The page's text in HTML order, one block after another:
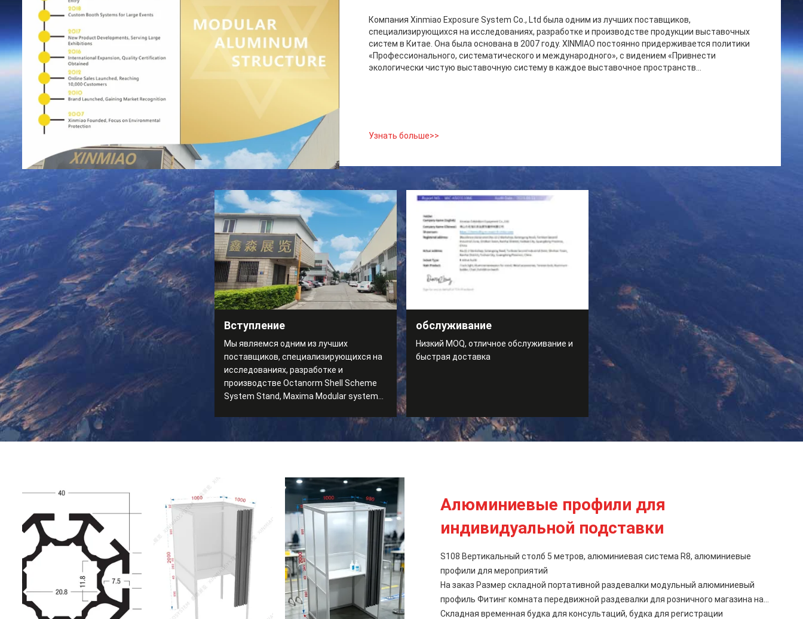
Компания Xinmiao Exposure System Co., Ltd была одним из лучших поставщиков,
специализирующихся на исследованиях, разработке и производстве продукции выставочных
систем в Китае. Она была основана в 2007 году. XINMIAO постоянно придерживается политики
«Профессионального, систематического и международного», с видением «Привнести
экологически чистую выставочную систему в каждое выставочное пространств...
Узнать больше>>
Вступление
Мы являемся одним из лучших
поставщиков, специализирующихся на
исследованиях, разработке и
производстве Octanorm Shell Scheme
System Stand, Maxima Modular system
обслуживание
Низкий MOQ, отличное обслуживание и
быстрая доставка
Алюминиевые профили для
индивидуальной подставки
S108 Вертикальный столб 5 метров, алюминиевая система R8, алюминиевые
профили для мероприятий
На заказ Размер складной портативной раздевалки модульный алюминиевый
профиль Фитинг комната передвижной раздевалки для розничного магазина на
открытом воздухе
Складная временная будка для консультаций, будка для регистрации